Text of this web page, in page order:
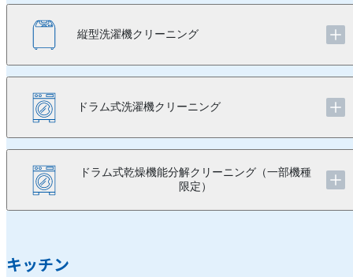
縦型洗濯機クリーニング
ドラム式洗濯機クリーニング
ドラム式乾燥機能分解クリーニング（一部機種
限定）
キッチン